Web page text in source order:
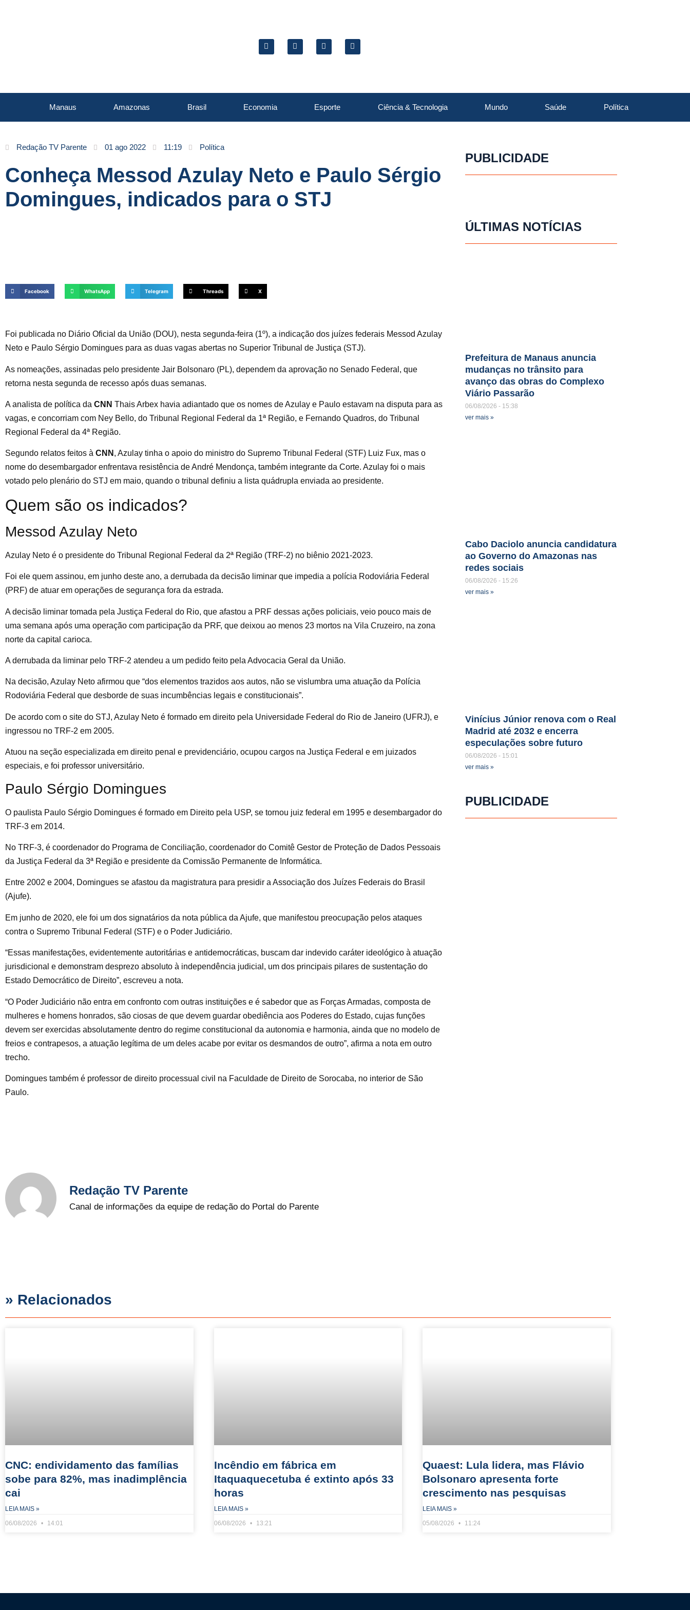
Manaus Amazonas Brasil Economia Esporte Ciência & Tecnologia Mundo Saúde Política
Redação TV Parente 01 ago 2022 11:19 Política
Conheça Messod Azulay Neto e Paulo Sérgio
Domingues, indicados para o STJ
Facebook WhatsApp Telegram Threads X
Foi publicada no Diário Oficial da União (DOU), nesta segunda-feira (1º), a indicação dos juízes federais Messod Azulay
Neto e Paulo Sérgio Domingues para as duas vagas abertas no Superior Tribunal de Justiça (STJ).
As nomeações, assinadas pelo presidente Jair Bolsonaro (PL), dependem da aprovação no Senado Federal, que
retorna nesta segunda de recesso após duas semanas.
A analista de política da CNN Thais Arbex havia adiantado que os nomes de Azulay e Paulo estavam na disputa para as
vagas, e concorriam com Ney Bello, do Tribunal Regional Federal da 1ª Região, e Fernando Quadros, do Tribunal
Regional Federal da 4ª Região.
Segundo relatos feitos à CNN , Azulay tinha o apoio do ministro do Supremo Tribunal Federal (STF) Luiz Fux, mas o
nome do desembargador enfrentava resistência de André Mendonça, também integrante da Corte. Azulay foi o mais
votado pelo plenário do STJ em maio, quando o tribunal definiu a lista quádrupla enviada ao presidente.
Quem são os indicados?
Messod Azulay Neto
Azulay Neto é o presidente do Tribunal Regional Federal da 2ª Região (TRF-2) no biênio 2021-2023.
Foi ele quem assinou, em junho deste ano, a derrubada da decisão liminar que impedia a polícia Rodoviária Federal
(PRF) de atuar em operações de segurança fora da estrada.
A decisão liminar tomada pela Justiça Federal do Rio, que afastou a PRF dessas ações policiais, veio pouco mais de
uma semana após uma operação com participação da PRF, que deixou ao menos 23 mortos na Vila Cruzeiro, na zona
norte da capital carioca.
A derrubada da liminar pelo TRF-2 atendeu a um pedido feito pela Advocacia Geral da União.
Na decisão, Azulay Neto afirmou que “dos elementos trazidos aos autos, não se vislumbra uma atuação da Polícia
Rodoviária Federal que desborde de suas incumbências legais e constitucionais”.
De acordo com o site do STJ, Azulay Neto é formado em direito pela Universidade Federal do Rio de Janeiro (UFRJ), e
ingressou no TRF-2 em 2005.
Atuou na seção especializada em direito penal e previdenciário, ocupou cargos na Justiça Federal e em juizados
especiais, e foi professor universitário.
Paulo Sérgio Domingues
O paulista Paulo Sérgio Domingues é formado em Direito pela USP, se tornou juiz federal em 1995 e desembargador do
TRF-3 em 2014.
No TRF-3, é coordenador do Programa de Conciliação, coordenador do Comitê Gestor de Proteção de Dados Pessoais
da Justiça Federal da 3ª Região e presidente da Comissão Permanente de Informática.
Entre 2002 e 2004, Domingues se afastou da magistratura para presidir a Associação dos Juízes Federais do Brasil
(Ajufe).
Em junho de 2020, ele foi um dos signatários da nota pública da Ajufe, que manifestou preocupação pelos ataques
contra o Supremo Tribunal Federal (STF) e o Poder Judiciário.
“Essas manifestações, evidentemente autoritárias e antidemocráticas, buscam dar indevido caráter ideológico à atuação
jurisdicional e demonstram desprezo absoluto à independência judicial, um dos principais pilares de sustentação do
Estado Democrático de Direito”, escreveu a nota.
“O Poder Judiciário não entra em confronto com outras instituições e é sabedor que as Forças Armadas, composta de
mulheres e homens honrados, são ciosas de que devem guardar obediência aos Poderes do Estado, cujas funções
devem ser exercidas absolutamente dentro do regime constitucional da autonomia e harmonia, ainda que no modelo de
freios e contrapesos, a atuação legítima de um deles acabe por evitar os desmandos de outro”, afirma a nota em outro
trecho.
Domingues também é professor de direito processual civil na Faculdade de Direito de Sorocaba, no interior de São
Paulo.
PUBLICIDADE
ÚLTIMAS NOTÍCIAS
Prefeitura de Manaus anuncia
mudanças no trânsito para
avanço das obras do Complexo
Viário Passarão
06/08/2026 15:38
ver mais »
Cabo Daciolo anuncia candidatura
ao Governo do Amazonas nas
redes sociais
06/08/2026 15:26
ver mais »
Vinícius Júnior renova com o Real
Madrid até 2032 e encerra
especulações sobre futuro
06/08/2026 15:01
ver mais »
PUBLICIDADE
Redação TV Parente
Canal de informações da equipe de redação do Portal do Parente
» Relacionados
CNC: endividamento das famílias
sobe para 82%, mas inadimplência
cai
LEIA MAIS »
06/08/2026
14:01
Incêndio em fábrica em
Itaquaquecetuba é extinto após 33
horas
LEIA MAIS »
06/08/2026
13:21
Quaest: Lula lidera, mas Flávio
Bolsonaro apresenta forte
crescimento nas pesquisas
LEIA MAIS »
05/08/2026
11:24